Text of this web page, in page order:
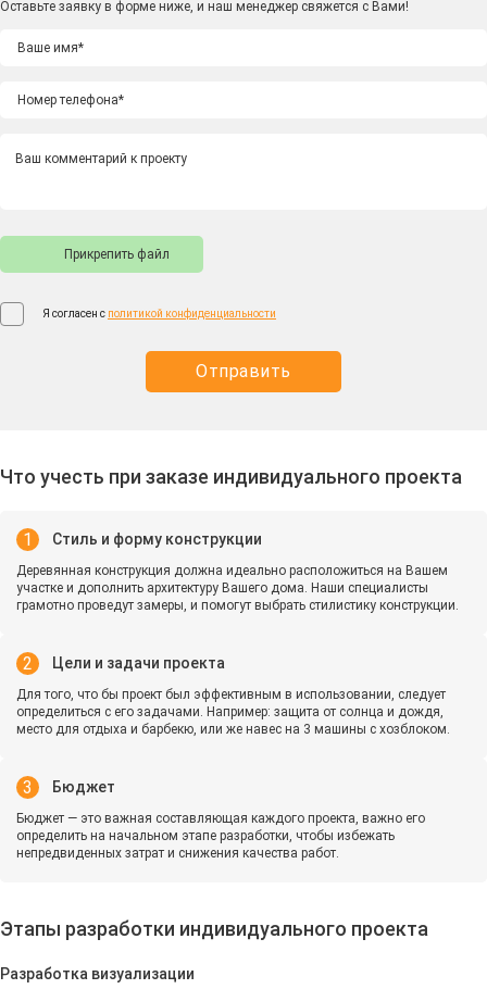
Оставьте заявку в форме ниже, и наш менеджер свяжется с Вами!
Прикрепить файл
Я согласен с политикой конфиденциальности
Отправить
Что учесть при заказе индивидуального проекта
Стиль и форму конструкции
Деревянная конструкция должна идеально расположиться на Вашем
участке и дополнить архитектуру Вашего дома. Наши специалисты
грамотно проведут замеры, и помогут выбрать стилистику конструкции.
Цели и задачи проекта
Для того, что бы проект был эффективным в использовании, следует
определиться с его задачами. Например: защита от солнца и дождя,
место для отдыха и барбекю, или же навес на 3 машины с хозблоком.
Бюджет
Бюджет — это важная составляющая каждого проекта, важно его
определить на начальном этапе разработки, чтобы избежать
непредвиденных затрат и снижения качества работ.
Этапы разработки индивидуального проекта
Разработка визуализации